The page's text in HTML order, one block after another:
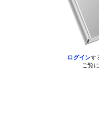
ログインす
ご覧